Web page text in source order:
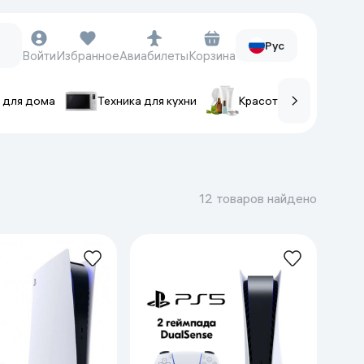
Ремешки для часов
Фотоаппараты и видеокамеры
Фотоаппараты
Экшен-камеры
ВойтиИзбранноеАвиабилетыКорзина
Рус
для дома Техника для кухни Красота и уход
12 товаров найдено